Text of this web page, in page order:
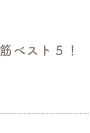
ベスト５！